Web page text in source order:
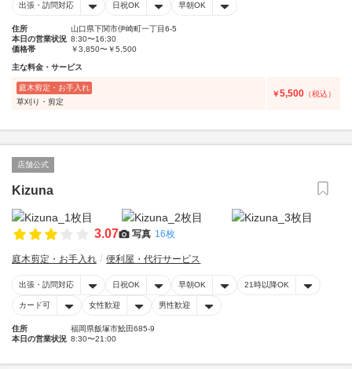
出張・訪問対応 日祝OK 早朝OK
住所
山口県下関市伊崎町一丁目6-5
本日の営業状況 8:30〜16:30
価格帯
￥3,850〜￥5,500
主な料金・サービス
庭木剪定・お手入れ
草刈り・剪定
￥5,500 （税込）
店舗公式
Kizuna
3.07 写真 16枚
庭木剪定・お手入れ 便利屋・代行サービス
出張・訪問対応 日祝OK 早朝OK 21時以降OK
カード可 女性歓迎 男性歓迎
住所
福岡県飯塚市鯰田685-9
本日の営業状況 8:30〜21:00